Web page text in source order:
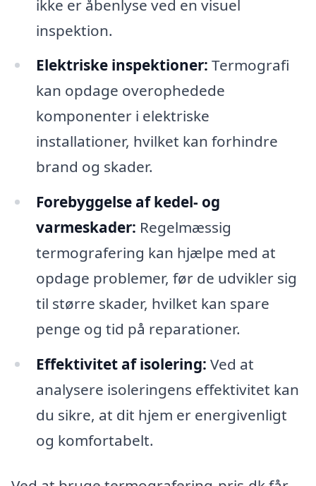
ikke er åbenlyse ved en visuel
inspektion.
Elektriske inspektioner: Termografi
kan opdage overophedede
komponenter i elektriske
installationer, hvilket kan forhindre
brand og skader.
Forebyggelse af kedel- og
varmeskader: Regelmæssig
termografering kan hjælpe med at
opdage problemer, før de udvikler sig
til større skader, hvilket kan spare
penge og tid på reparationer.
Effektivitet af isolering: Ved at
analysere isoleringens effektivitet kan
du sikre, at dit hjem er energivenligt
og komfortabelt.